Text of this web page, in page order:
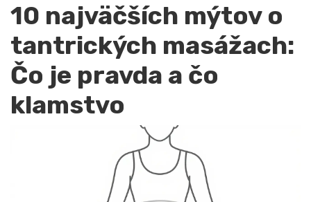
10 najväčších mýtov o
tantrických masážach:
Čo je pravda a čo
klamstvo